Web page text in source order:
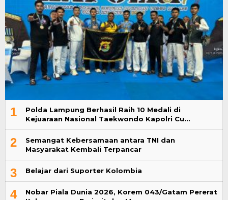
1
Polda Lampung Berhasil Raih 10 Medali di
Kejuaraan Nasional Taekwondo Kapolri Cu…
2
Semangat Kebersamaan antara TNI dan
Masyarakat Kembali Terpancar
3 Belajar dari Suporter Kolombia
4
Nobar Piala Dunia 2026, Korem 043/Gatam Pererat